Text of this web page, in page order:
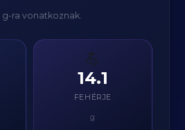
g-ra vonatkoznak.
💪
14.1
FEHÉRJE
g